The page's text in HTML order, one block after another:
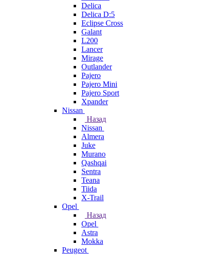
Delica
Delica D:5
Eclipse Cross
Galant
L200
Lancer
Mirage
Outlander
Pajero
Pajero Mini
Pajero Sport
Xpander
Nissan
Назад
Nissan
Almera
Juke
Murano
Qashqai
Sentra
Teana
Tiida
X-Trail
Opel
Назад
Opel
Astra
Mokka
Peugeot